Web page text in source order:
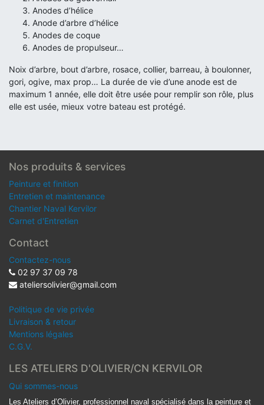
Anodes d’hélice
Anode d’arbre d’hélice
Anodes de coque
Anodes de propulseur…
Noix d’arbre, bout d’arbre, rosace, collier, barreau, à boulonner,
gori, ogive, max prop… La durée de vie d’une anode est de
maximum 1 année, elle doit être usée pour remplir son rôle, plus
elle est usée, mieux votre bateau est protégé.
Nos produits & services
Peinture et finition
Entretien et maintenance
Chantier Naval Kervilor
Carnet d'Entretien
Contact
Contactez-nous
02 97 37 09 78
ateliersolivier@gmail.com
Politique de vie privée
Livraison & retour
Mentions légales
C.G.V.
LES ATELIERS D'OLIVIER/CN KERVILOR
Qui sommes-nous
Les Ateliers d’Olivier, professionnel naval spécialisé dans la peinture et